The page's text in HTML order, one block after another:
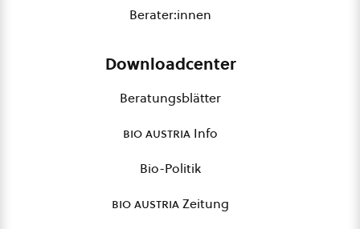
Berater:innen
Downloadcenter
Beratungsblätter
bio austria Info
Bio-Politik
bio austriaZeitung